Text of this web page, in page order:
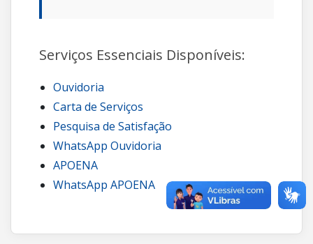
Serviços Essenciais Disponíveis:
Ouvidoria
Carta de Serviços
Pesquisa de Satisfação
WhatsApp Ouvidoria
APOENA
WhatsApp APOENA